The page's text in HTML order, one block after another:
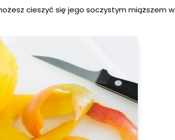
cieszyć się jego soczystym miąższem w